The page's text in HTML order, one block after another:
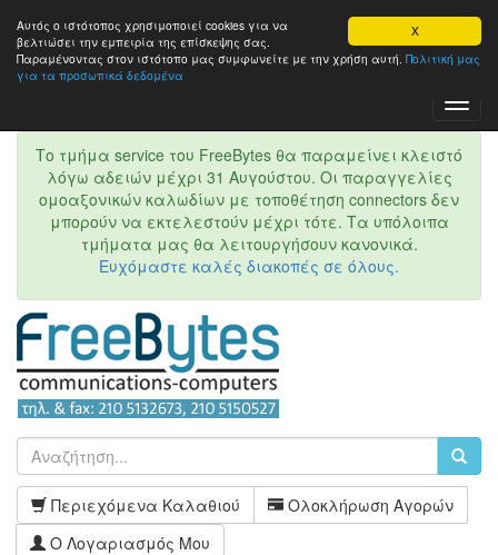
X
Αυτός ο ιστότοπος χρησιμοποιεί cookies για να
βελτιώσει την εμπειρία της επίσκεψης σας.
Παραμένοντας στον ιστότοπo μας συμφωνείτε με την χρήση αυτή. Πολιτική μας
για τα προσωπικά δεδομένα
Το τμήμα service του FreeBytes θα παραμείνει κλειστό
λόγω αδειών μέχρι 31 Αυγούστου. Οι παραγγελίες
ομοαξονικών καλωδίων με τοποθέτηση connectors δεν
μπορούν να εκτελεστούν μέχρι τότε. Τα υπόλοιπα
τμήματα μας θα λειτουργήσουν κανονικά.
Ευχόμαστε καλές διακοπές σε όλους.
Περιεχόμενα Καλαθιού
Ολοκλήρωση Αγορών
Ο Λογαριασμός Μου